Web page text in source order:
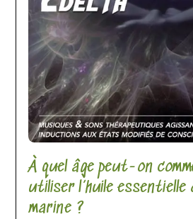
À quel âge peut-on
utiliser l’huile essentielle
marine ?